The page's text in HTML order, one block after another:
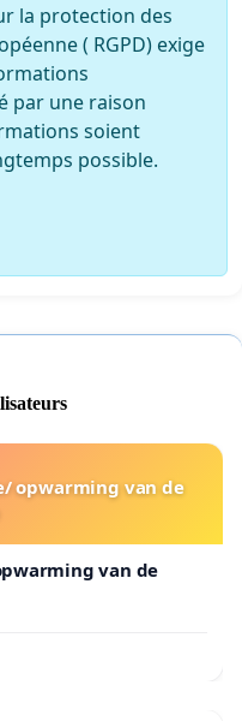
la protection des
( RGPD) exige
par une raison
soient
possible.
opwarming van de
van de